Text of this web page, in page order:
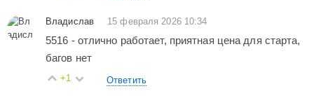
Владислав 15 февраля 2026 10:34
5516 - отлично работает, приятная цена для старта,
багов нет
+1 Ответить